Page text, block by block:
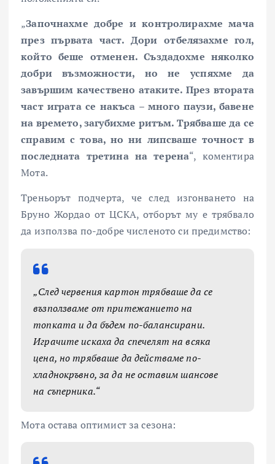
„Започнахме добре и контролирахме мача
през първата част. Дори отбелязахме гол,
който беше отменен. Създадохме няколко
добри възможности, но не успяхме да
завършим качествено атаките. През втората
част играта се накъса – много паузи, бавене
на времето, загубихме ритъм. Трябваше да се
справим с това, но ни липсваше точност в
последната третина на терена“, коментира
Мота.
Треньорът подчерта, че след изгонването на
Бруно Жордао от ЦСКА, отборът му е трябвало
да използва по-добре численото си предимство:
„След червения картон трябваше да се
възползваме от притежанието на
топката и да бъдем по-балансирани.
Играчите искаха да спечелят на всяка
цена, но трябваше да действаме по-
хладнокръвно, за да не оставим шансове
на съперника.“
Мота остава оптимист за сезона: